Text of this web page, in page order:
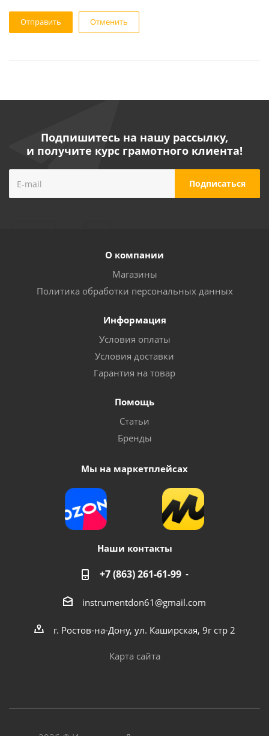
Отменить
Подпишитесь на нашу рассылку,
и получите курс грамотного клиента!
О компании
Магазины
Политика обработки персональных данных
Информация
Условия оплаты
Условия доставки
Гарантия на товар
Помощь
Статьи
Бренды
Мы на маркетплейсах
Наши контакты
+7 (863) 261-61-99
instrumentdon61@gmail.com
г. Ростов-на-Дону, ул. Каширская, 9г стр 2
Карта сайта